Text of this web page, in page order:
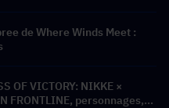
de Where Winds Meet :
OF VICTORY: NIKKE ×
FRONTLINE, personnages,